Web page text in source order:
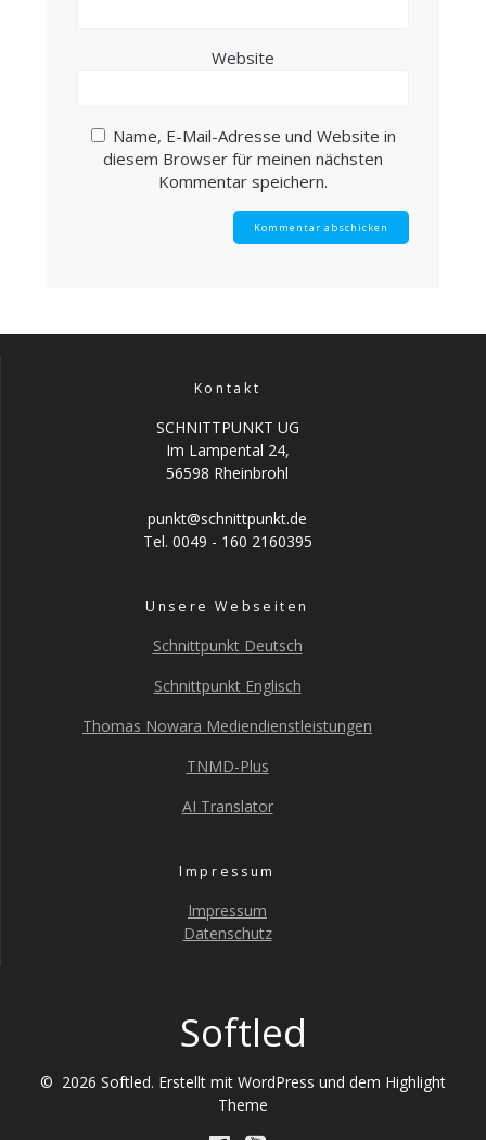
Website
Name, E-Mail-Adresse und Website in
diesem Browser für meinen nächsten
Kommentar speichern.
Kontakt
SCHNITTPUNKT UG
Im Lampental 24,
56598 Rheinbrohl
punkt@schnittpunkt.de
Tel. 0049 - 160 2160395
Unsere Webseiten
Schnittpunkt Deutsch
Schnittpunkt Englisch
Thomas Nowara Mediendienstleistungen
TNMD-Plus
AI Translator
Impressum
Impressum
Datenschutz
Softled
© 2026 Softled. Erstellt mit WordPress und dem Highlight
Theme